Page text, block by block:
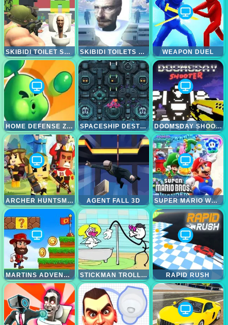
SKIBIDI TOILET SHOOTING SKIBIDI TOILETS ATTACK WEAPON DUEL
HOME DEFENSE ZOMBIE SIEGE SPACESHIP DESTRUCTION DOOMSDAY SHOOTER
ARCHER HUNTSMAN AGENT FALL 3D SUPER MARIO WONDER
MARTINS ADVENTURE STICKMAN TROLL THIEF PUZZLE RAPID RUSH